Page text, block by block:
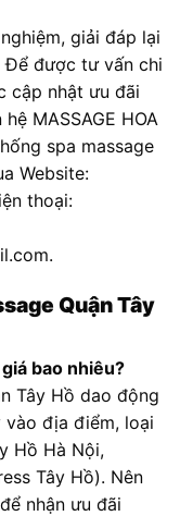
giải đáp lại
Để được tư vấn chi
cập nhật ưu đãi
MASSAGE HOA
spa massage
Website:
thoại:
.
Quận Tây
bao nhiêu?
Tây Hồ dao động
địa điểm, loại
Hồ Hà Nội,
Tây Hồ). Nên
nhận ưu đãi